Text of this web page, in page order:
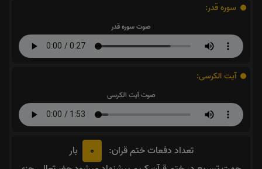
سوره قدر:
صوت سوره قدر
آیت الکرسی:
صوت آیت الکرسی
تعداد دفعات ختم قران: 0
بار